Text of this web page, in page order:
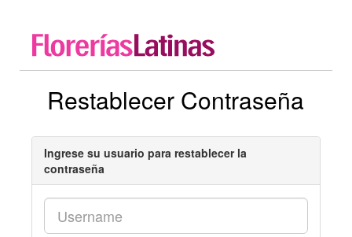
Restablecer Contraseña
Ingrese su usuario para restablecer la
contraseña